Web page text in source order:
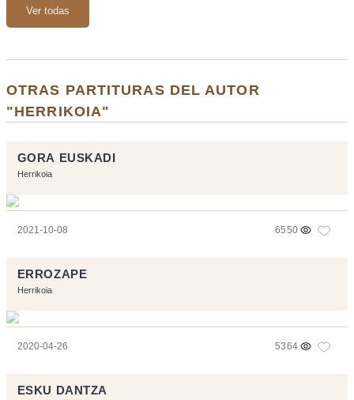
Ver todas
OTRAS PARTITURAS DEL AUTOR
"HERRIKOIA"
GORA EUSKADI
Herrikoia
2021-10-08 6550
ERROZAPE
Herrikoia
2020-04-26 5364
ESKU DANTZA